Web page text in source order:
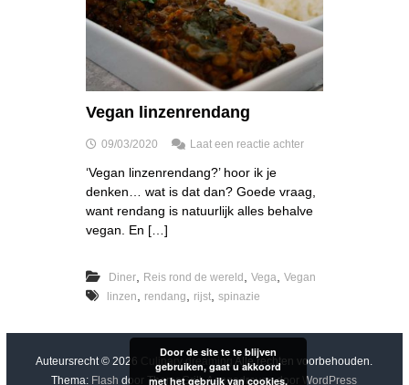
Vegan linzenrendang
09/03/2020 Laat een reactie achtero
e
g
i
n
r
e
‘Vegan linzenrendang?’ hoor ik je
denken… wat is dat dan? Goede vraag,
want rendang is natuurlijk alles behalve
vegan. En […]
Diner Reis rond de wereld ,Vega ,Vegan
linzen
rendang rijst ,spinazie
Auteursrecht © 2026 Culinary dreaming Alle rechten voorbehouden.
Thema: Flash door ThemeGrill. Aangedreven door WordPress
Door de site te te blijven
gebruiken, gaat u akkoord
met het gebruik van cookies.